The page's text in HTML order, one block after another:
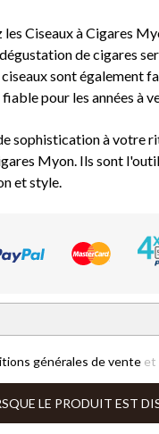
Ciseaux à Cigares
de cigares
sont également
pour les années à
sophistication à votre
Myon. Ils sont
et style.
générales de vente et
LE PRODUIT EST